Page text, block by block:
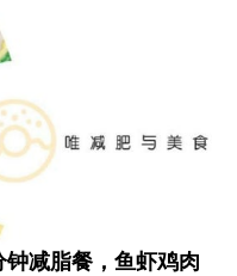
减脂餐，鱼虾鸡肉